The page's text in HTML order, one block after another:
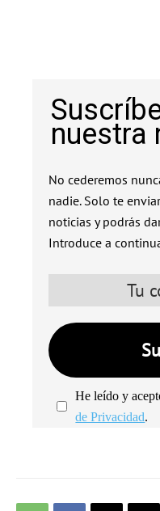
nuestra
No cederemos
nadie. Solo te
noticias y podrás
Introduce a
He leído y
de Privacidad.